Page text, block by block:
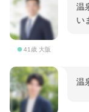
41歳 大阪
温
い
温